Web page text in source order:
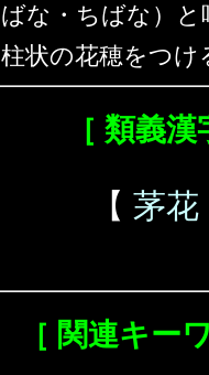
ばな・ちばな）と
柱状の花穂をつけ
［ 類義漢
【 茅花
［ 関連キー